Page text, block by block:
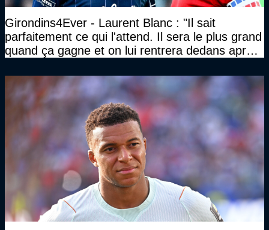
Girondins4Ever - Laurent Blanc : "Il sait
parfaitement ce qui l'attend. Il sera le plus grand
quand ça gagne et on lui rentrera dedans après